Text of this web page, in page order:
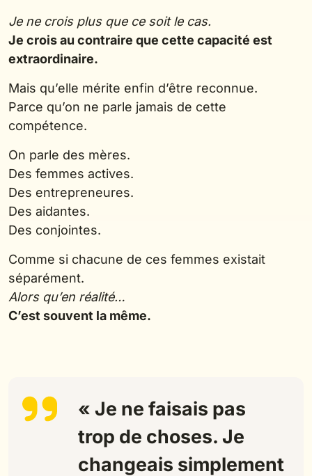
Je ne crois plus que ce soit le cas.
Je crois au contraire que cette capacité est
extraordinaire.
Mais qu’elle mérite enfin d’être reconnue.
Parce qu’on ne parle jamais de cette
compétence.
On parle des mères.
Des femmes actives.
Des entrepreneures.
Des aidantes.
Des conjointes.
Comme si chacune de ces femmes existait
séparément.
Alors qu’en réalité…
C’est souvent la même.
« Je ne faisais pas
trop de choses. Je
changeais simplement